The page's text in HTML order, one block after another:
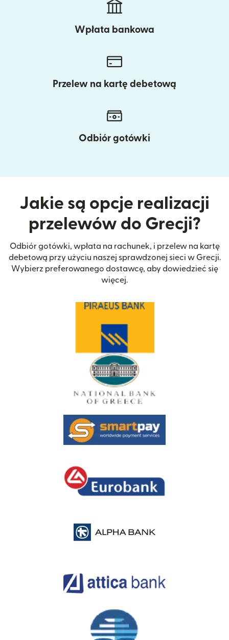
Wpłata bankowa
Przelew na kartę debetową
Odbiór gotówki
Jakie są opcje realizacji
przelewów do Grecji?
Odbiór gotówki, wpłata na rachunek, i przelew na kartę
debetową przy użyciu naszej sprawdzonej sieci w Grecji.
Wybierz preferowanego dostawcę, aby dowiedzieć się
więcej.